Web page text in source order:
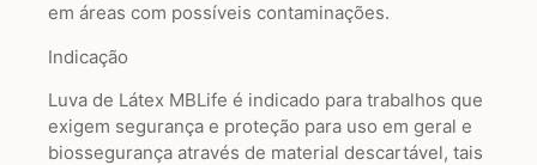
em áreas com possíveis contaminações.
Indicação
Luva de Látex MBLife é indicado para trabalhos que
exigem segurança e proteção para uso em geral e
biossegurança através de material descartável, tais